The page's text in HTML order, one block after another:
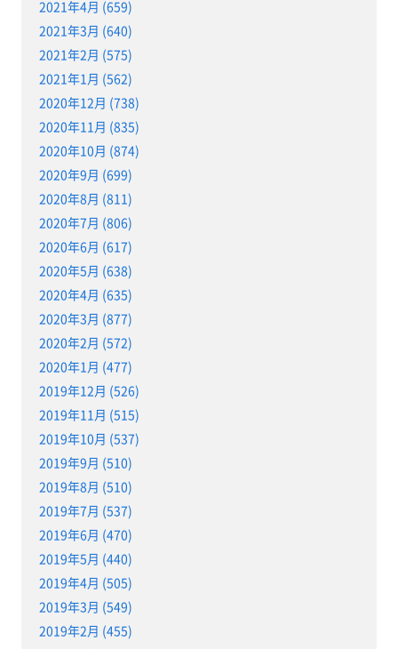
2021年4月 (659)
2021年3月 (640)
2021年2月 (575)
2021年1月 (562)
2020年12月 (738)
2020年11月 (835)
2020年10月 (874)
2020年9月 (699)
2020年8月 (811)
2020年7月 (806)
2020年6月 (617)
2020年5月 (638)
2020年4月 (635)
2020年3月 (877)
2020年2月 (572)
2020年1月 (477)
2019年12月 (526)
2019年11月 (515)
2019年10月 (537)
2019年9月 (510)
2019年8月 (510)
2019年7月 (537)
2019年6月 (470)
2019年5月 (440)
2019年4月 (505)
2019年3月 (549)
2019年2月 (455)